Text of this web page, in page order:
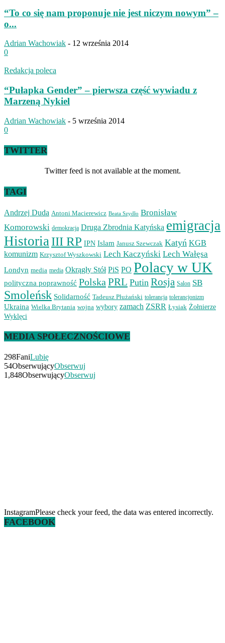
“To co się nam proponuje nie jest niczym nowym” –
o...
Adrian Wachowiak - 12 września 2014
0
Redakcja poleca
“Pułapka Gender” – pierwsza część wywiadu z
Marzeną Nykiel
Adrian Wachowiak - 5 września 2014
0
TWITTER
Twitter feed is not available at the moment.
TAGI
Andrzej Duda Antoni Macierewicz Beata Szydło Bronisław
Komorowski demokracja Druga Zbrodnia Katyńska emigracja
Historia III RP IPN Islam Janusz Szewczak Katyń KGB
komunizm Krzysztof Wyszkowski Lech Kaczyński Lech Wałęsa
Londyn media media Okrągły Stół PiS PO Polacy w UK
polityczna poprawność Polska PRL Putin Rosja Salon SB
Smoleńsk Solidarność Tadeusz Płużański tolerancja tolerancjonizm
Ukraina Wielka Brytania wojna wybory zamach ZSRR Łysiak Żołnierze
Wyklęci
MEDIA SPOŁECZNOŚCIOWE
298FaniLubię
54ObserwującyObserwuj
1,848ObserwującyObserwuj
InstagramPlease check your feed, the data was entered incorrectly.
FACEBOOK